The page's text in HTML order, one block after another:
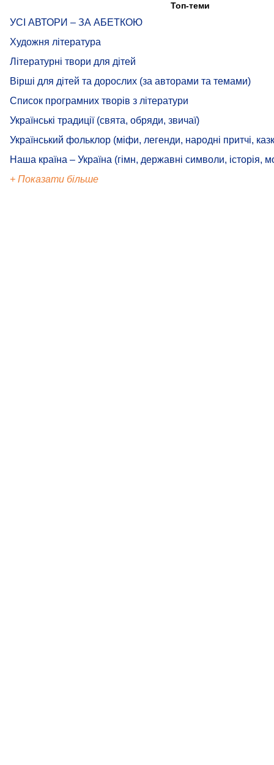
Топ-теми
УСІ АВТОРИ – ЗА АБЕТКОЮ
Художня література
Літературні твори для дітей
Вірші для дітей та дорослих (за авторами та темами)
Список програмних творів з літератури
Українські традиції (свята, обряди, звичаї)
Український фольклор (міфи, легенди, народні притчі,
Наша країна – Україна (гімн, державні символи, історія,
+ Показати більше